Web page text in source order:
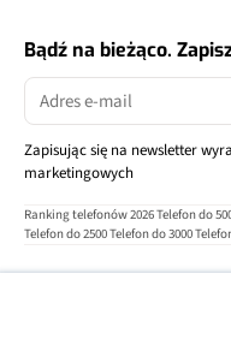
Bądź na bieżąco.
Zapisując się na newsletter
marketingowych
Ranking telefonów 2026Telefon do
Telefon do 2500Telefon do 3000